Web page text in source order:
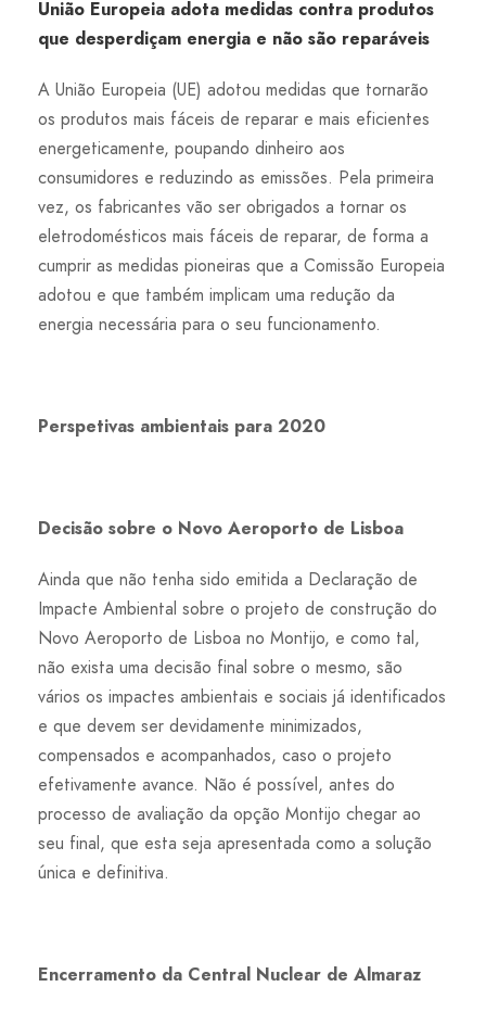
União Europeia adota medidas contra produtos
que desperdiçam energia e não são reparáveis
A União Europeia (UE) adotou medidas que tornarão
os produtos mais fáceis de reparar e mais eficientes
energeticamente, poupando dinheiro aos
consumidores e reduzindo as emissões. Pela primeira
vez, os fabricantes vão ser obrigados a tornar os
eletrodomésticos mais fáceis de reparar, de forma a
cumprir as medidas pioneiras que a Comissão Europeia
adotou e que também implicam uma redução da
energia necessária para o seu funcionamento.
Perspetivas ambientais para 2020
Decisão sobre o Novo Aeroporto de Lisboa
Ainda que não tenha sido emitida a Declaração de
Impacte Ambiental sobre o projeto de construção do
Novo Aeroporto de Lisboa no Montijo, e como tal,
não exista uma decisão final sobre o mesmo, são
vários os impactes ambientais e sociais já identificados
e que devem ser devidamente minimizados,
compensados e acompanhados, caso o projeto
efetivamente avance. Não é possível, antes do
processo de avaliação da opção Montijo chegar ao
seu final, que esta seja apresentada como a solução
única e definitiva.
Encerramento da Central Nuclear de Almaraz